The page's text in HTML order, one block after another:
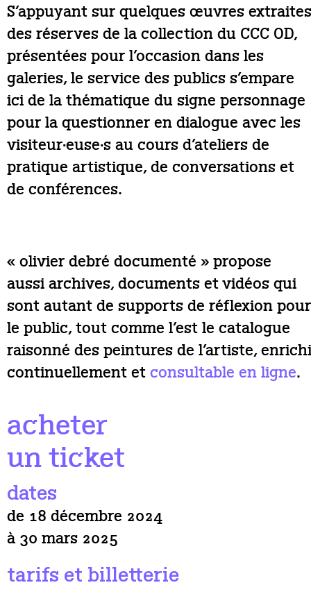
S’appuyant sur quelques œuvres extraites
des réserves de la collection du CCC OD,
présentées pour l’occasion dans les
galeries, le service des publics s’empare
ici de la thématique du signe personnage
pour la questionner en dialogue avec les
visiteur·euse·s au cours d’ateliers de
pratique artistique, de conversations et
de conférences.
« olivier debré documenté » propose
aussi archives, documents et vidéos qui
sont autant de supports de réflexion pour
le public, tout comme l’est le catalogue
raisonné des peintures de l’artiste, enrichi
continuellement etconsultable en ligne.
acheter
un ticket
dates
de 18 décembre 2024
à 30 mars 2025
tarifs et billetterie